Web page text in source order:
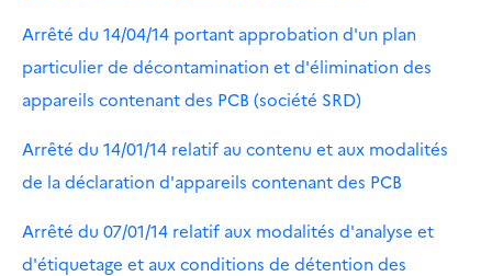
Arrêté du 14/04/14 portant approbation d'un plan
particulier de décontamination et d'élimination des
appareils contenant des PCB (société SRD)
Arrêté du 14/01/14 relatif au contenu et aux modalités
de la déclaration d'appareils contenant des PCB
Arrêté du 07/01/14 relatif aux modalités d'analyse et
d'étiquetage et aux conditions de détention des